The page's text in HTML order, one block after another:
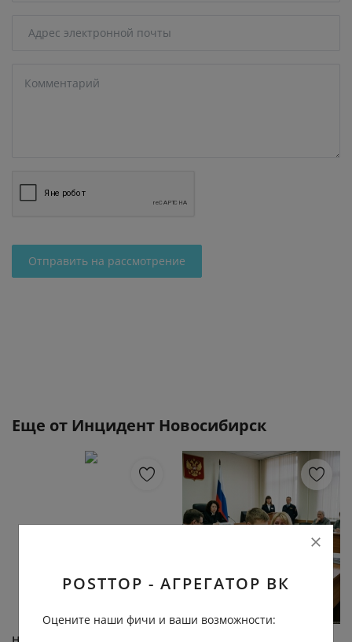
Отправить на рассмотрение
Еще от Инцидент Новосибирск
POSTTOP - АГРЕГАТОР ВК
Оцените наши фичи и ваши возможности: